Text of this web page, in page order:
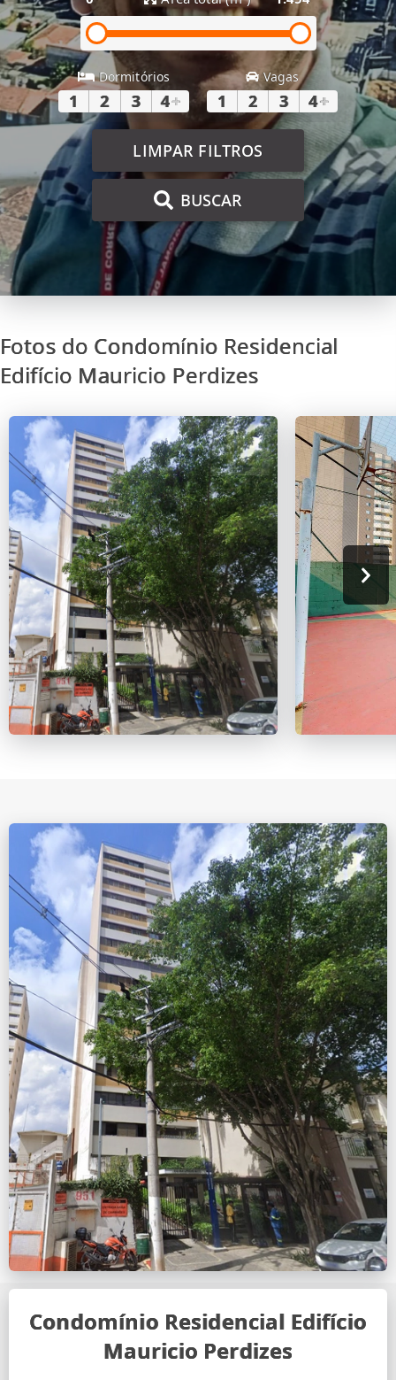
Dormitórios
1 2 3 4+
Vagas
1 2 3 4+
LIMPAR FILTROS
BUSCAR
Fotos do Condomínio Residencial
Edifício Mauricio Perdizes
Condomínio Residencial Edifício
Mauricio Perdizes